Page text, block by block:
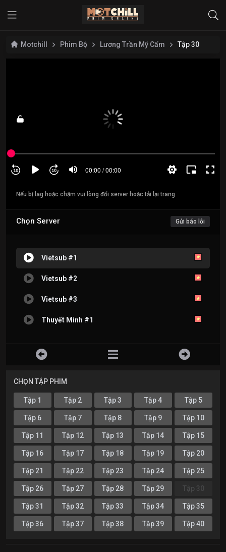
Motchill Phim Bộ Lương Trần Mỹ Cẩm Tập 30
Nếu bị lag hoặc chậm vui lòng đổi server hoặc tải lại trang
Chọn Server Gửi báo lỗi
Vietsub #1
Vietsub #2
Vietsub #3
Thuyết Minh #1
CHỌN TẬP PHIM
Tập 1 Tập 2 Tập 3 Tập 4 Tập 5
Tập 6 Tập 7 Tập 8 Tập 9 Tập 10
Tập 11 Tập 12 Tập 13 Tập 14 Tập 15
Tập 16 Tập 17 Tập 18 Tập 19 Tập 20
Tập 21 Tập 22 Tập 23 Tập 24 Tập 25
Tập 26 Tập 27 Tập 28 Tập 29 Tập 30
Tập 31 Tập 32 Tập 33 Tập 34 Tập 35
Tập 36 Tập 37 Tập 38 Tập 39 Tập 40